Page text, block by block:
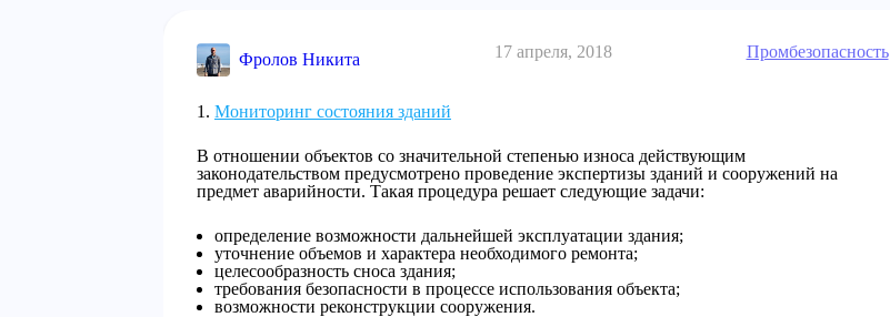
Фролов Никита 17 апреля, 2018 Промбезопасность
Мониторинг состояния зданий
В отношении объектов со значительной степенью износа действующим
законодательством предусмотрено проведение экспертизы зданий и сооружений на
предмет аварийности. Такая процедура решает следующие задачи:
определение возможности дальнейшей эксплуатации здания;
уточнение объемов и характера необходимого ремонта;
целесообразность сноса здания;
требования безопасности в процессе использования объекта;
возможности реконструкции сооружения.